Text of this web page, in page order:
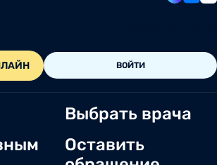
ВОЙТИ
Выбрать врача
Оставить